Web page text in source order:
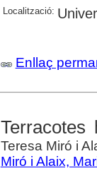
Localització:
Enllaç
Terracotes
Teresa Miró i
Miró i Alaix,